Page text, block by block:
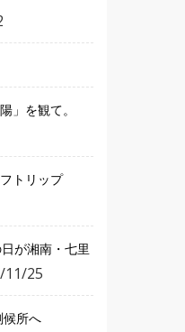
」を観て。
トリップ
が湘南・七里
11/25
候所へ